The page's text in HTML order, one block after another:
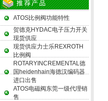
ATOS比例阀功能特性
贺德克HYDAC电子压力开关
现货供应
现货供应力士乐REXROTH
比例阀
ROTARYINCREMENTAL德
国heidenhain海德汉编码器
进口出售
ATOS电磁阀东莞一级代理销
售